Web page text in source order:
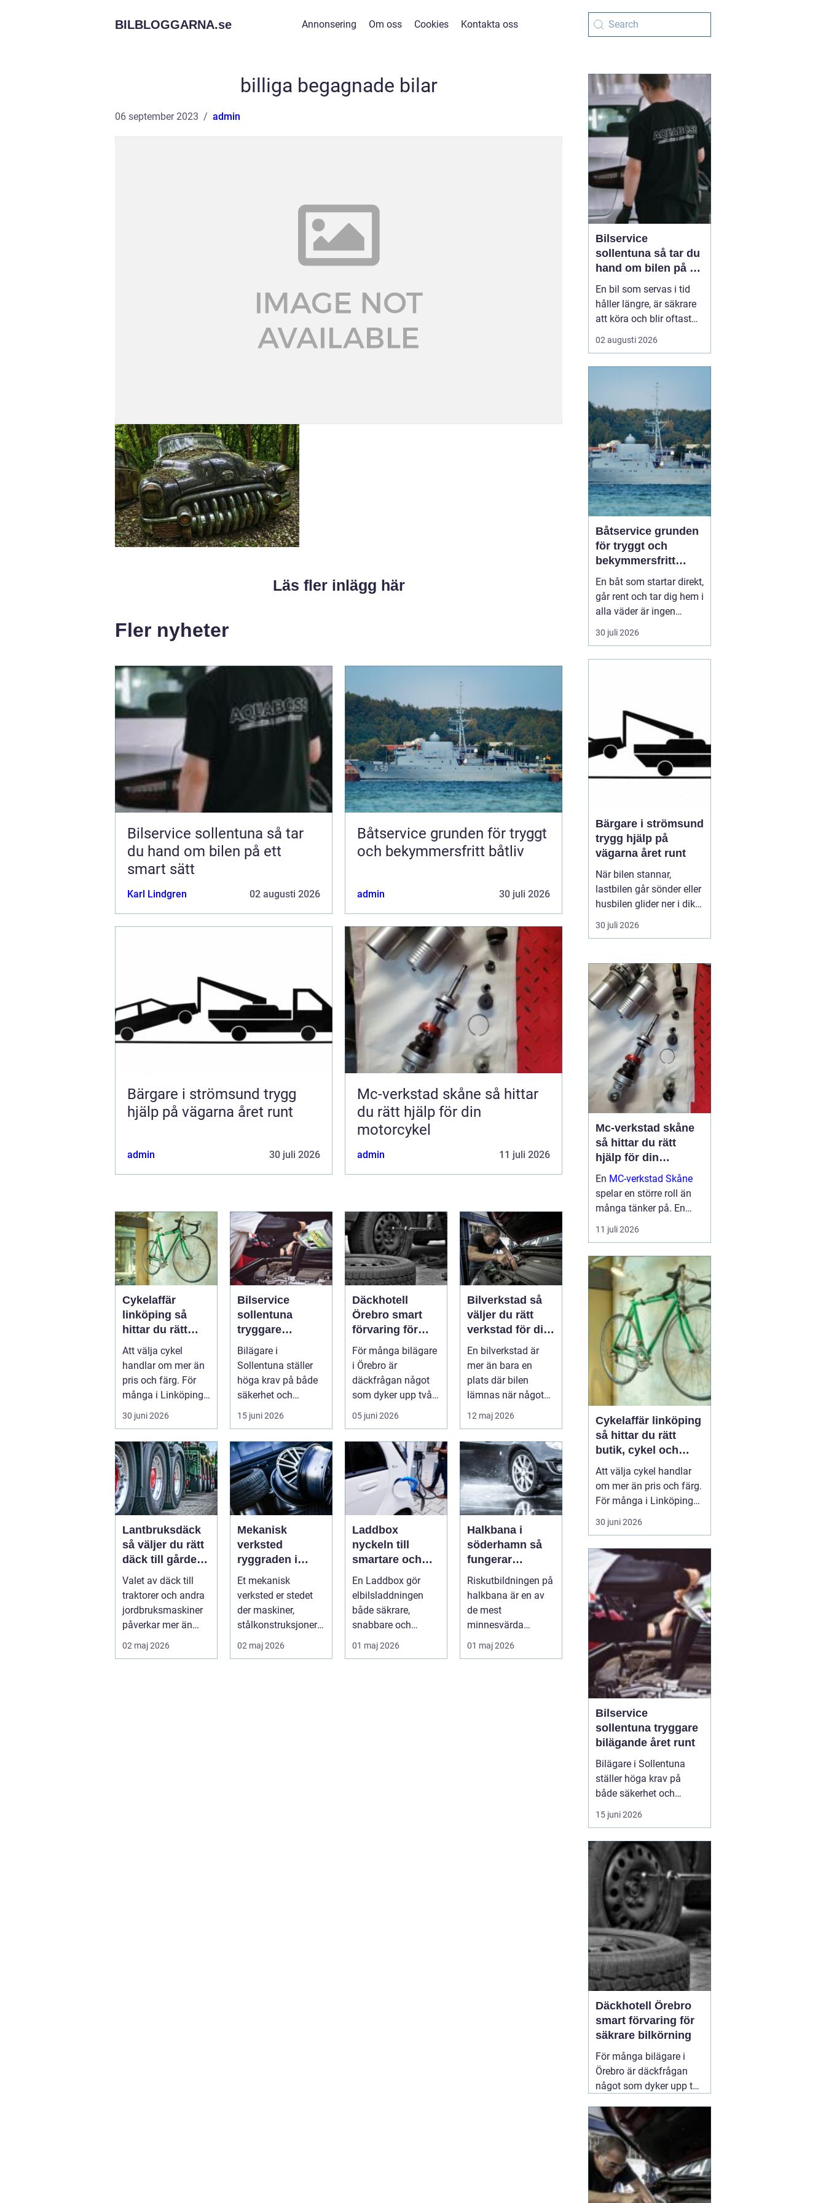
BILBLOGGARNA.se Annonsering Om oss Cookies Kontakta oss
billiga begagnade bilar
06 september 2023 admin
Läs fler inlägg här
Fler nyheter
Bilservice sollentuna så tar
du hand om bilen på ett
smart sätt
Karl Lindgren 02 augusti 2026
Båtservice grunden för tryggt
och bekymmersfritt båtliv
admin 30 juli 2026
Bärgare i strömsund trygg
hjälp på vägarna året runt
admin 30 juli 2026
Mc-verkstad skåne så hittar
du rätt hjälp för din
motorcykel
admin 11 juli 2026
Cykelaffär
linköping så
hittar du rätt
butik, cykel och
service
Att välja cykel
handlar om mer än
pris och färg. För
många i Linköping
har cykeln blivit en
viktig d...
30 juni 2026
Bilservice
sollentuna
tryggare
bilägande året
runt
Bilägare i
Sollentuna ställer
höga krav på både
säkerhet och
komfort. Vägarna
växlar mellan
motorväg...
15 juni 2026
Däckhotell
Örebro smart
förvaring för
säkrare
bilkörning
För många bilägare
i Örebro är
däckfrågan något
som dyker upp två
gånger per år och
mest känns som e...
05 juni 2026
Bilverkstad så
väljer du rätt
verkstad för din
bil
En bilverkstad är
mer än bara en
plats där bilen
lämnas när något
går sönder. Rätt
verkstad blir en ...
12 maj 2026
Lantbruksdäck
så väljer du rätt
däck till gårdens
maskiner
Valet av däck till
traktorer och andra
jordbruksmaskiner
påverkar mer än
många tror. Rätt
däck ger b...
02 maj 2026
Mekanisk
verksted
ryggraden i
moderne
industri
Et mekanisk
verksted er stedet
der maskiner,
stålkonstruksjoner
og tekniske
løsninger blir holdt i
02 maj 2026
Laddbox
nyckeln till
smartare och
tryggare
elbilsladdning
hemma
En Laddbox gör
elbilsladdningen
både säkrare,
snabbare och
billigare över tid. I
takt med att fler s...
01 maj 2026
Halkbana i
söderhamn så
fungerar
riskutbildningen
och därför
spelar den roll
Riskutbildningen på
halkbana är en av
de mest
minnesvärda
delarna i vägen mot
körkort. Många
01 maj 2026
Bilservice
sollentuna så tar du
hand om bilen på ett
smart sätt
En bil som servas i tid
håller längre, är säkrare
att köra och blir oftast
billigare i längden. För
den som kör mycket i
Med r...
02 augusti 2026
Båtservice grunden
för tryggt och
bekymmersfritt
båtliv
En båt som startar direkt,
går rent och tar dig hem i
alla väder är ingen
slump. Bakom varje
problemfri båttur ligger
väntar tills något går
sönder, men den s...
30 juli 2026
Bärgare i strömsund
trygg hjälp på
vägarna året runt
När bilen stannar,
lastbilen går sönder eller
husbilen glider ner i diket
är behovet enkelt: snabb,
trygg och lugn hjälp på
de omgivande delarna
av Jämtland och södra
Lappland spelar
bärgningsfirmorna en
avgörande roll för att ...
30 juli 2026
Mc-verkstad skåne
så hittar du rätt
hjälp för din
motorcykel
En MC-verkstad Skåne
spelar en större roll än
många tänker på. En
välskött hoj är inte bara
en fråga om körglädje,
ekonomi och livslängd
på din motorcykel. För
den som kör mycket...
11 juli 2026
Cykelaffär linköping
så hittar du rätt
butik, cykel och
service
Att välja cykel handlar
om mer än pris och färg.
För många i Linköping
har cykeln blivit en viktig
del av vardagen för
fritid. En bracykelaffär
Linköpingkan göra ...
30 juni 2026
Bilservice
sollentuna tryggare
bilägande året runt
Bilägare i Sollentuna
ställer höga krav på
både säkerhet och
komfort. Vägarna växlar
mellan motorväg,
smågator med gupp och
trottoarkanter. För att
bilen ska hålla över tid
och vara säker för både
förare och passagerare
behövs regelbu...
15 juni 2026
Däckhotell Örebro
smart förvaring för
säkrare bilkörning
För många bilägare i
Örebro är däckfrågan
något som dyker upp två
känns som ett
nödvändigt ont. Tunga
lyft, smutsiga hjul och
jakt på förvaringsplats i
förråd eller garage gör
att däckbytet gärna